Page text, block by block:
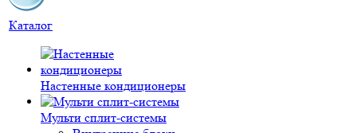
Каталог
Настенные кондиционеры
Мульти сплит-системы